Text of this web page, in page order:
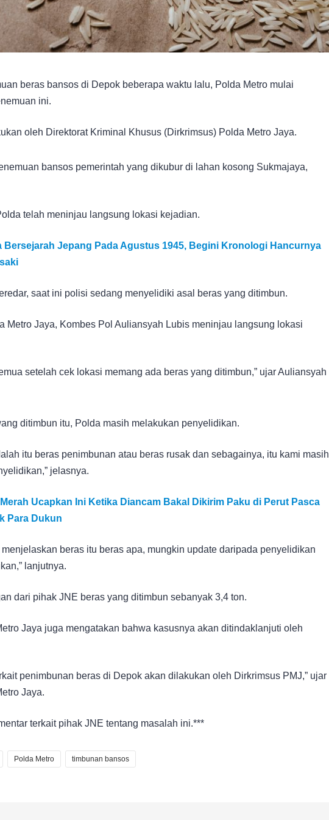
beras bansos di Depok beberapa waktu lalu, Polda Metro mulai
ini.
oleh Direktorat Kriminal Khusus (Dirkrimsus) Polda Metro Jaya.
bansos pemerintah yang dikubur di lahan kosong Sukmajaya,
telah meninjau langsung lokasi kejadian.
Bersejarah Jepang Pada Agustus 1945, Begini Kronologi Hancurnya
saat ini polisi sedang menyelidiki asal beras yang ditimbun.
Metro Jaya, Kombes Pol Auliansyah Lubis meninjau langsung lokasi
setelah cek lokasi memang ada beras yang ditimbun,” ujar Auliansyah
ditimbun itu, Polda masih melakukan penyelidikan.
itu beras penimbunan atau beras rusak dan sebagainya, itu kami masih
jelasnya.
Ucapkan Ini Ketika Diancam Bakal Dikirim Paku di Perut Pasca
Para Dukun
beras itu beras apa, mungkin update daripada penyelidikan
lanjutnya.
dari pihak JNE beras yang ditimbun sebanyak 3,4 ton.
Jaya juga mengatakan bahwa kasusnya akan ditindaklanjuti oleh
penimbunan beras di Depok akan dilakukan oleh Dirkrimsus PMJ,” ujar
Jaya.
terkait pihak JNE tentang masalah ini.***
Polda Metro timbunan bansos